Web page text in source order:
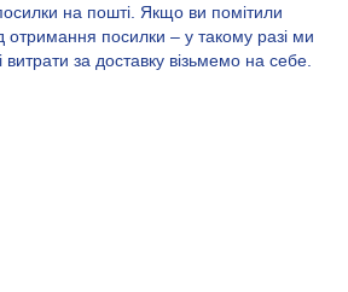
на пошті. Якщо ви помітили
отримання посилки – у такому разі ми
витрати за доставку візьмемо на себе.